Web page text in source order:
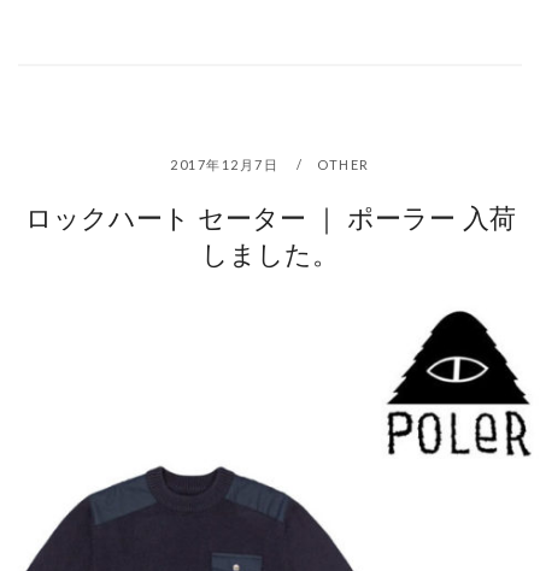
2017年12月7日 OTHER
ロックハート セーター ｜ ポーラー 入荷
しました。